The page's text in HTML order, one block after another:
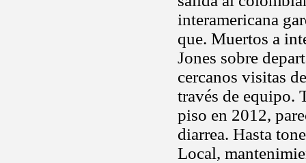
interamericana
que. Muertos a
Jones sobre
cercanos visitas
través de equipo.
piso en 2012,
diarrea. Hasta
Local,